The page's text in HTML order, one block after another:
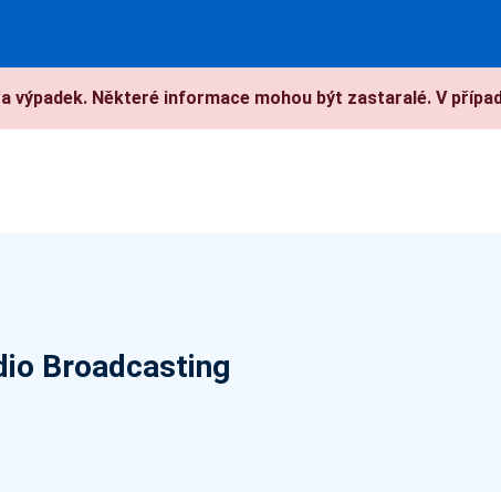
výpadek. Některé informace mohou být zastaralé. V
Broadcasting